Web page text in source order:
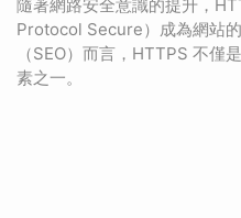
隨著網路安全意識的提升，
Protocol Secure）成為網站
（SEO）而言，HTTPS 不僅
素之一。